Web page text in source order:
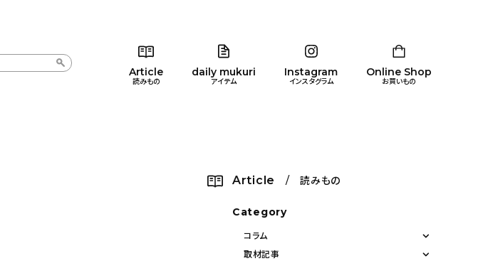
Article
読みもの
daily mukuri
アイテム
Instagram
インスタグラム
Online Shop
お買いもの
Article / 読みもの
Category
コラム
取材記事